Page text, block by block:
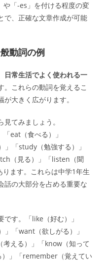
や「-es」を付ける程度の変
で、正確な文章作成が可能
動詞の例
日常生活でよく使われる一
。これらの動詞を覚えるこ
大きく広がります。
見てみましょう。
eat（食べる）」
」「study（勉強する）」
（見る）」「listen（聞
ます。これらは中学1年生
話の大部分を占める重要な
です。「like（好む）」
」「want（欲しがる）」
考える）」「know（知って
」「remember（覚えてい